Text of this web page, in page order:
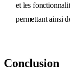
et les
permettant ainsi
Conclusion